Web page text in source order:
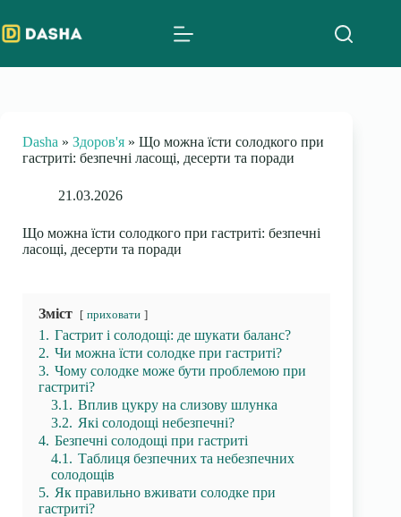
to
content
Dasha » Здоров'я » Що можна їсти солодкого при
гастриті: безпечні ласощі, десерти та поради
21.03.2026
Що можна їсти солодкого при гастриті: безпечні
ласощі, десерти та поради
Зміст приховати
1. Гастрит і солодощі: де шукати баланс?
2. Чи можна їсти солодке при гастриті?
3. Чому солодке може бути проблемою при
гастриті?
3.1. Вплив цукру на слизову шлунка
3.2. Які солодощі небезпечні?
4. Безпечні солодощі при гастриті
4.1. Таблиця безпечних та небезпечних
солодощів
5. Як правильно вживати солодке при
гастриті?